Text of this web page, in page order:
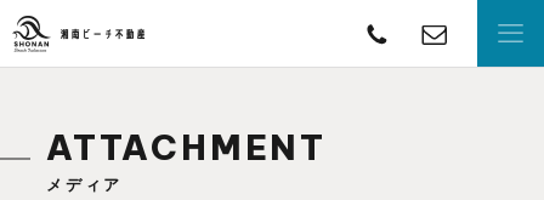
湘南ビーチ不動産
ATTACHMENT
メディア